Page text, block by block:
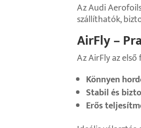
Az Audi
szállíthatók,
AirFly –
Az AirFly az
Könnyen
Stabil és
Erős